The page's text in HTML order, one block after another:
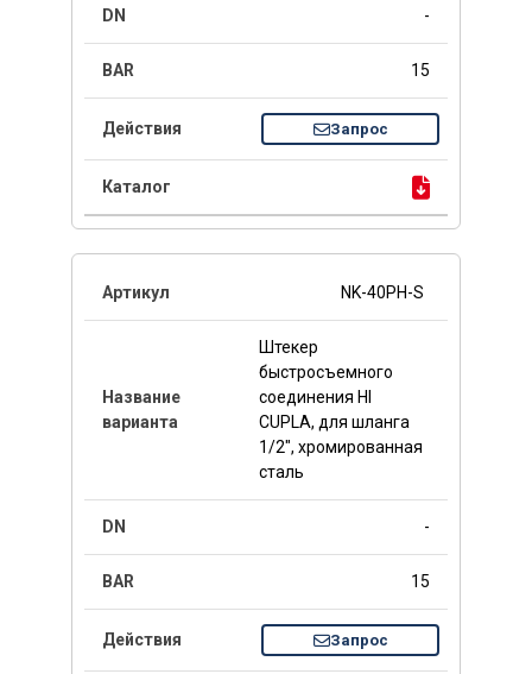
-
15
Запрос
NK-40PH-S
Штекер
быстросъемного
соединения HI
CUPLA, для шланга
1/2", хромированная
сталь
-
15
Запрос